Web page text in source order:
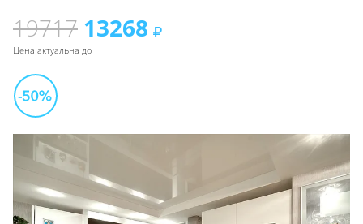
19717 13268
Цена актуальна до